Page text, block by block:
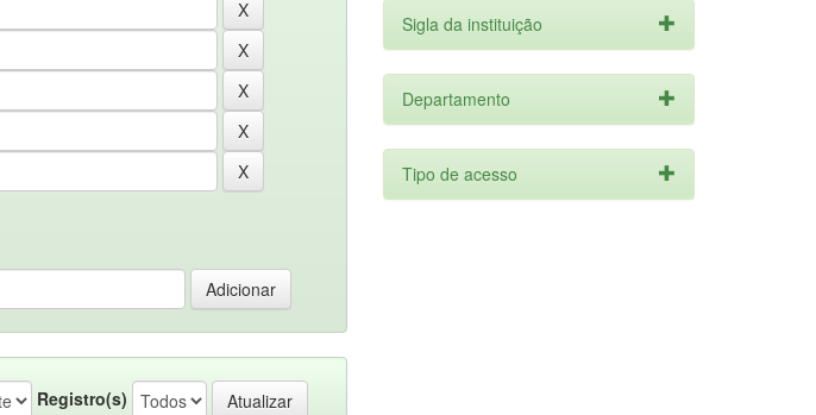
Registro(s)
Sigla da instituição
Departamento
Tipo de acesso